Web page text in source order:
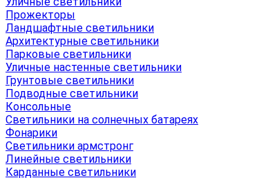
Прожекторы
Ландшафтные светильники
Архитектурные светильники
Парковые светильники
Уличные настенные светильники
Грунтовые светильники
Подводные светильники
Консольные
Светильники на солнечных батареях
Фонарики
Светильники армстронг
Линейные светильники
Карданные светильники